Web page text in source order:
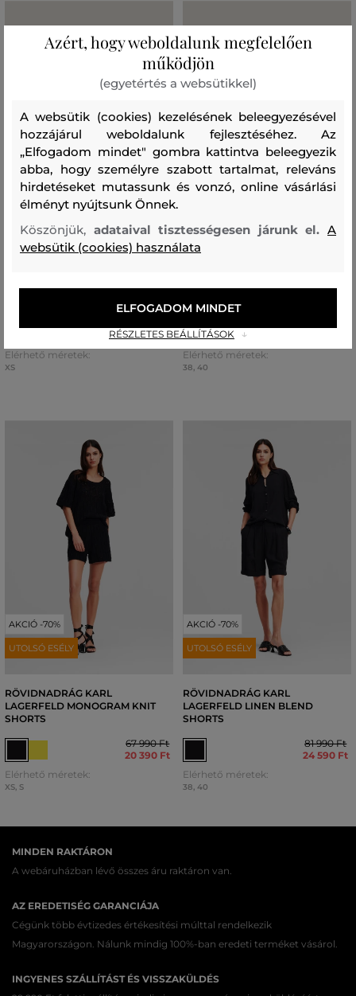
AKCIÓ -70%
UTOLSÓ ESÉLY
LAGERFELD MONOGRAM KNIT
20 390 Ft
Elérhető méretek:
XS
UTOLSÓ ESÉLY
LAGERFELD EMBROIDERED
Elérhető méretek:
38, 40
AKCIÓ -70%
UTOLSÓ ESÉLY
RÖVIDNADRÁG KARL
LAGERFELD MONOGRAM KNIT
SHORTS
67 990 Ft
20 390 Ft
Elérhető méretek:
XS, S
AKCIÓ -70%
UTOLSÓ ESÉLY
RÖVIDNADRÁG KARL
LAGERFELD LINEN BLEND
SHORTS
81 990 Ft
24 590 Ft
Elérhető méretek:
38, 40
MINDEN RAKTÁRON
A webáruházban lévő összes áru raktáron van.
AZ EREDETISÉG GARANCIÁJA
Cégünk több évtizedes értékesítési múlttal rendelkezik
Magyarországon. Nálunk mindig 100%-ban eredeti terméket vásárol.
INGYENES SZÁLLÍTÁST ÉS VISSZAKÜLDÉS
Azért, hogy weboldalunk megfelelően
működjön
(egyetértés a websütikkel)
A websütik (cookies) kezelésének beleegyezésével
hozzájárul weboldalunk fejlesztéséhez. Az
„Elfogadom mindet" gombra kattintva beleegyezik
abba, hogy személyre szabott tartalmat, releváns
hirdetéseket mutassunk és vonzó, online vásárlási
élményt nyújtsunk Önnek.
Köszönjük, adataival tisztességesen járunk el.A
websütik (cookies) használata
RÉSZLETES BEÁLLÍTÁSOK
ELFOGADOM MINDET